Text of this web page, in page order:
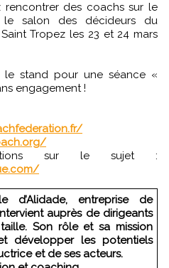
rencontrer des coachs sur le
salon des décideurs du
Tropez les 23 et 24 mars
le stand pour une séance «
engagement !
sur le sujet :
auprès de dirigeants
Son rôle et sa mission
développer les potentiels
et de ses acteurs.